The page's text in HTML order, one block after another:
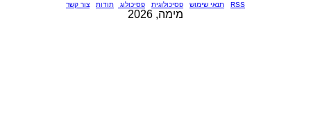
RSS תנאי שימוש פסיכולוגית פסיכולוג תודות צור קשר
מימה, 2026